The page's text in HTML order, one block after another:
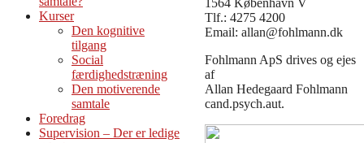
Kurser
Den kognitive
tilgang
Social
færdighedstræning
Den motiverende
samtale
Foredrag
Supervision – Der er ledige
Tlf.: 4275 4200
Email: allan@fohlmann.dk
Fohlmann ApS drives og ejes
af
Allan Hedegaard Fohlmann
cand.psych.aut.